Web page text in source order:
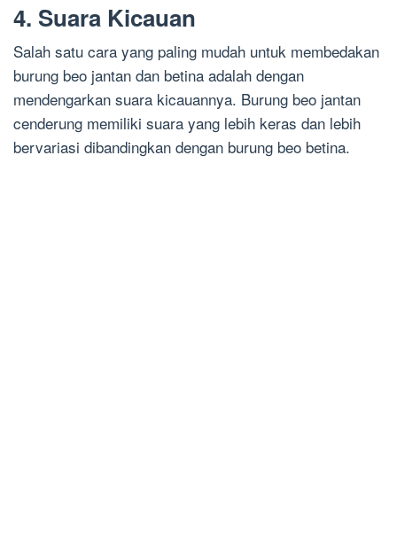
4. Suara Kicauan
Salah satu cara yang paling mudah untuk membedakan
burung beo jantan dan betina adalah dengan
mendengarkan suara kicauannya. Burung beo jantan
cenderung memiliki suara yang lebih keras dan lebih
bervariasi dibandingkan dengan burung beo betina.